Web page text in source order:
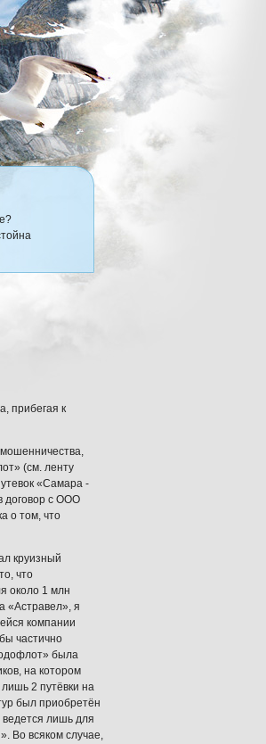
прибегая к
(см. ленту
«Самара -
договор с ООО
о том, что
круизный
что
около 1 млн
«Астравел», я
компании
частично
была
на котором
2 путёвки на
был приобретён
ведется лишь для
Во всяком случае,